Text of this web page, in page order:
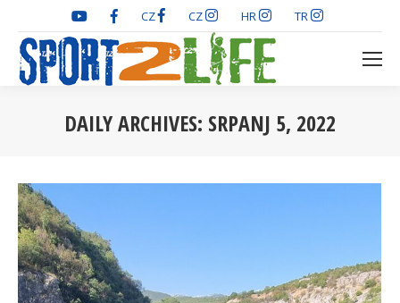
CZ CZ HR TR
DAILY ARCHIVES: SRPANJ 5, 2022